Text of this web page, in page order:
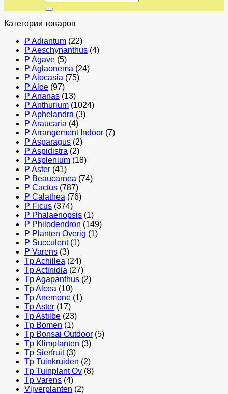
Категории товаров
P Adiantum (22)
P Aeschynanthus (4)
P Agave (5)
P Aglaonema (24)
P Alocasia (75)
P Aloe (97)
P Ananas (13)
P Anthurium (1024)
P Aphelandra (3)
P Araucaria (4)
P Arrangement Indoor (7)
P Asparagus (2)
P Aspidistra (2)
P Asplenium (18)
P Aster (41)
P Beaucarnea (74)
P Cactus (787)
P Calathea (76)
P Ficus (374)
P Phalaenopsis (1)
P Philodendron (149)
P Planten Overig (1)
P Succulent (1)
P Varens (3)
Tp Achillea (24)
Tp Actinidia (27)
Tp Agapanthus (2)
Tp Alcea (10)
Tp Anemone (1)
Tp Aster (17)
Tp Astilbe (23)
Tp Bomen (1)
Tp Bonsai Outdoor (5)
Tp Klimplanten (3)
Tp Sierfruit (3)
Tp Tuinkruiden (2)
Tp Tuinplant Ov (8)
Tp Varens (4)
Vijverplanten (2)